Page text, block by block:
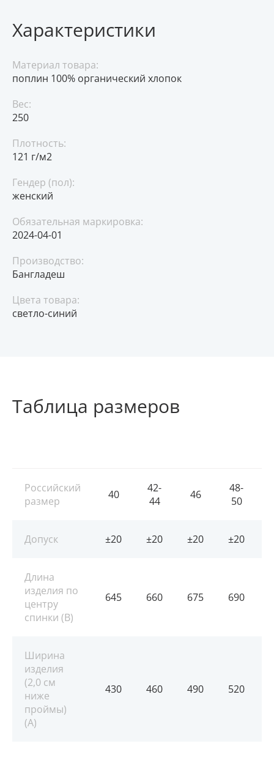
Характеристики
Материал товара:
поплин 100% органический хлопок
Вес:
250
Плотность:
121 г/м2
Гендер (пол):
женский
Обязательная маркировка:
2024-04-01
Производство:
Бангладеш
Цвета товара:
светло-синий
Таблица размеров
Российский
размер
40
42-
44
46
48-
50
Допуск ±20 ±20 ±20 ±20
Длина
изделия по
центру
спинки (B)
645 660 675 690
Ширина
изделия
(2,0 см
ниже
проймы)
(A)
430 460 490 520